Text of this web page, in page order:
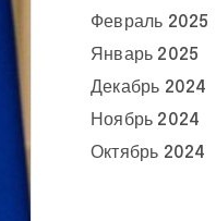
Февраль 2025
Январь 2025
Декабрь 2024
Ноябрь 2024
Октябрь 2024